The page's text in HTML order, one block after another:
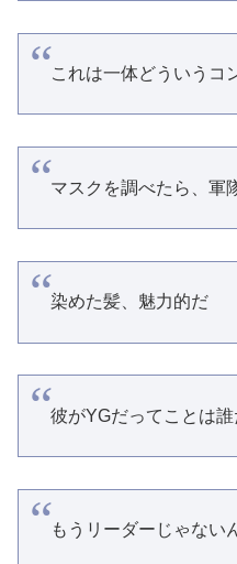
これは一体どういうコ
マスクを調べたら、軍
染めた髪、魅力的だ
彼がYGだってことは
もうリーダーじゃない